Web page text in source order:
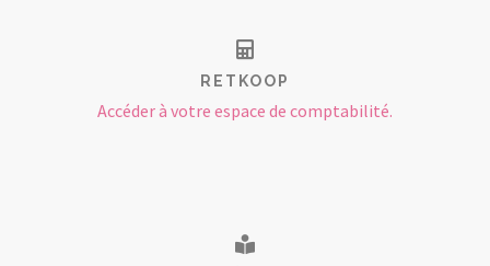
RETKOOP
Accéder à votre espace de comptabilité.